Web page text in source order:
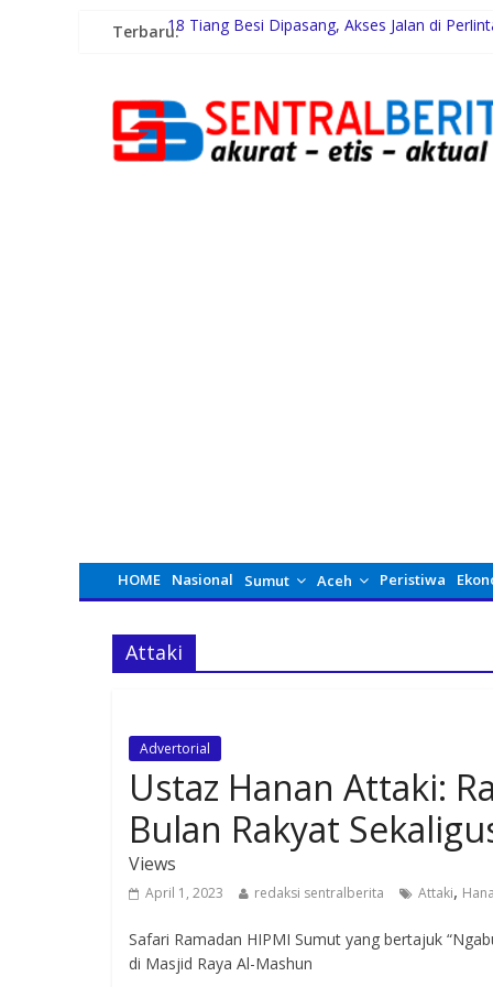
Terbaru:18 Tiang Besi Dipasang, Akses Jalan di
Rico Waas Dorong IPSM Medan Jadi Mitra
Gubernur Bobby Nasution Minta Kepala
Tertinggal dari Kelurahan Lain, DPRD
HOME Nasional Sumut Aceh Peristiwa
Attaki
Advertorial
Ustaz Hanan Attaki:
Bulan Rakyat
Views
April 1, 2023 redaksi sentralberita Attaki,
Safari Ramadan HIPMI Sumut yang bertajuk
di Masjid Raya Al-Mashun